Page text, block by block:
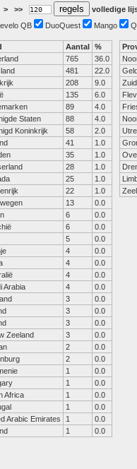
> >>
volledige
QB
DuoQuest Mango
Aantal %
765
36.0
481
22.0
208
9.0
135
6.0
89
4.0
Staten
88
4.0
Koninkrijk
58
2.0
41
1.0
35
1.0
28
1.0
25
1.0
22
1.0
13
0.0
6
0.0
6
0.0
5
0.0
4
0.0
4
0.0
4
0.0
Arabia
4
0.0
3
0.0
3
0.0
3
0.0
Zeeland
3
0.0
2
0.0
2
0.0
1
0.0
1
0.0
Africa
1
0.0
1
0.0
Arabic Emirates
1
0.0
1 0.0